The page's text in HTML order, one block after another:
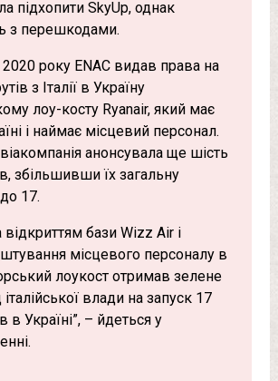
підхопити SkyUp, однак
з перешкодами.
2020 року ENAC видав права на
з Італії в Україну
лоу-косту Ryanair, який має
і наймає місцевий персонал.
анонсувала ще шість
збільшивши їх загальну
17.
бази Wizz Air і
місцевого персоналу в
лоукост отримав зелене
італійської влади на запуск 17
в Україні”, – йдеться у